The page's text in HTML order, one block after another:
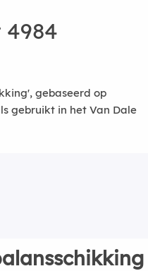
gebaseerd op
gebruikt in het Van Dale